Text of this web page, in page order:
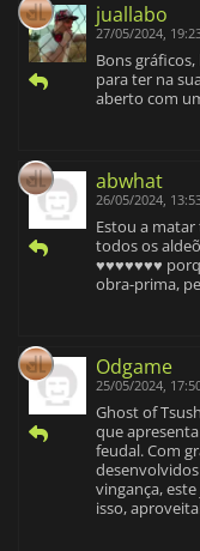
juallabo
27/05/2024,
Bons
para ter na
aberto com
abwhat
26/05/2024,
Estou a
todos os
♥♥♥♥♥♥♥
obra-prima,
Odgame
25/05/2024,
Ghost of
que
feudal. Com
vingança,
isso,